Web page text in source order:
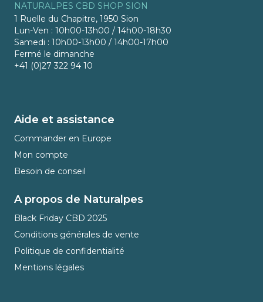
NATURALPES CBD SHOP SION
1 Ruelle du Chapitre, 1950 Sion
Lun-Ven : 10h00-13h00 / 14h00-18h30
Samedi : 10h00-13h00 / 14h00-17h00
Fermé le dimanche
+41 (0)27 322 94 10
Aide et assistance
Commander en Europe
Mon compte
Besoin de conseil
A propos de Naturalpes
Black Friday CBD 2025
Conditions générales de vente
Politique de confidentialité
Mentions légales